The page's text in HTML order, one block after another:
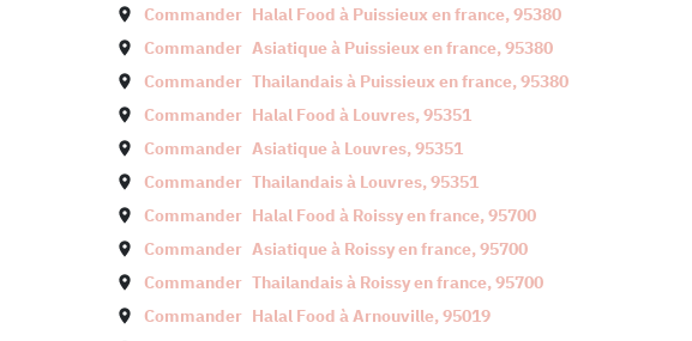
Commander Halal Food à Puissieux en france,95380
Commander Asiatique à Puissieux en france,95380
Commander Thailandais à Puissieux en france,95380
Commander Halal Food à Louvres,95351
Commander Asiatique à Louvres,95351
Commander Thailandais à Louvres,95351
Commander Halal Food à Roissy en france,95700
Commander Asiatique à Roissy en france,95700
Commander Thailandais à Roissy en france,95700
Commander Halal Food àArnouville,95019